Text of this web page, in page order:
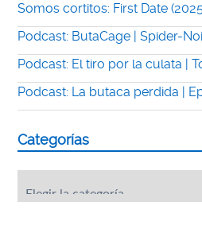
Somos cortitos: First Date
Podcast: ButaCage | Spider-
Podcast: El tiro por la culata |
Podcast: La butaca perdida |
Categorías